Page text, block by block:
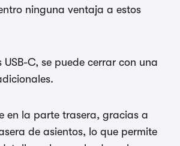
ninguna ventaja a estos
C, se puede cerrar con una
en la parte trasera, gracias a
de asientos, lo que permite